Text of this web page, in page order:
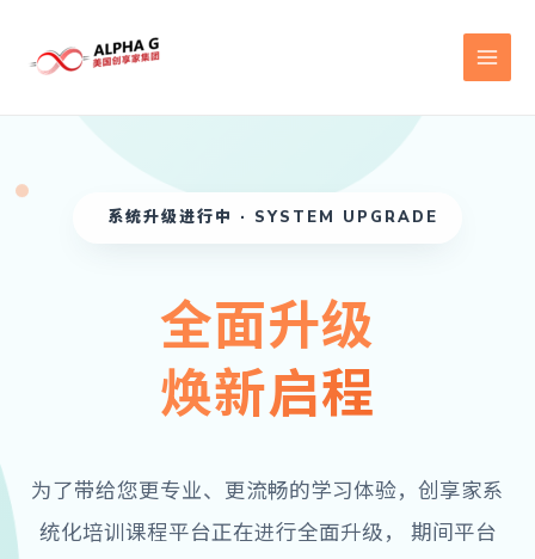
content
系统升级进行中 · SYSTEM UPGRADE
全面升级
焕新启程
为了带给您更专业、更流畅的学习体验，创享家系
统化培训课程平台正在进行全面升级， 期间平台